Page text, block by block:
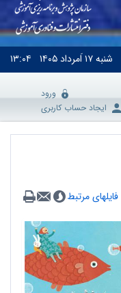
شنبه۱۷ اَمرداد ۱۴۰۵ ۱۳:۰۴
ورود
ایجاد حساب کاربری
فایلهای مرتبط